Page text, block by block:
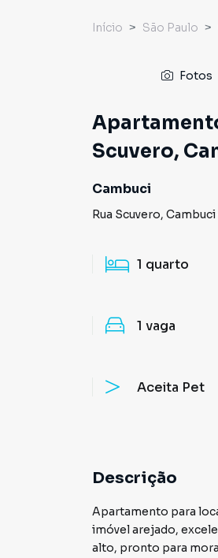
Início São Paulo
Fotos
Scuvero,
Cambuci
Rua Scuvero, Cambuci
1 quarto
1 vaga
Aceita Pet
Descrição
Apartamento para
imóvel arejado,
alto, pronto para